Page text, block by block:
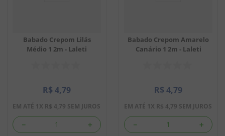
Babado Crepom Lilás
Médio 1 2m - Laleti
R$ 4,79
EM ATÉ 1X R$ 4,79 SEM JUROS
＋
－
Babado Crepom Amarelo
Canário 1 2m - Laleti
R$ 4,79
EM ATÉ 1X R$ 4,79 SEM JUROS
＋
－